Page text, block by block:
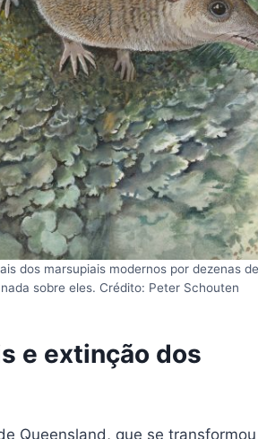
dos marsupiais modernos por dezenas
sobre eles. Crédito: Peter Schouten
e extinção dos
Queensland, que se